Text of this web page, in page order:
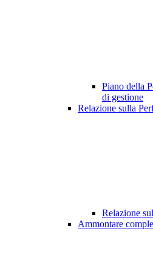
Piano della
di gestione
Relazione sulla
Relazione
Ammontare